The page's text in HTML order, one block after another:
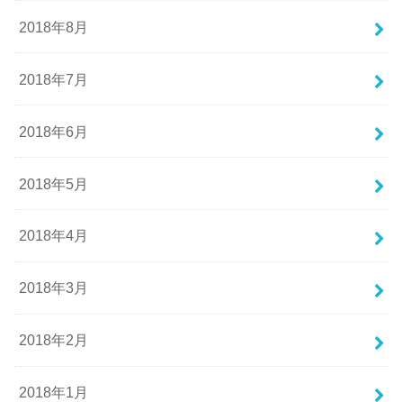
2018年8月
2018年7月
2018年6月
2018年5月
2018年4月
2018年3月
2018年2月
2018年1月